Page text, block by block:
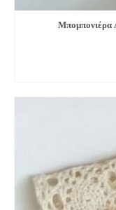
Μπομπονιέ­ρα